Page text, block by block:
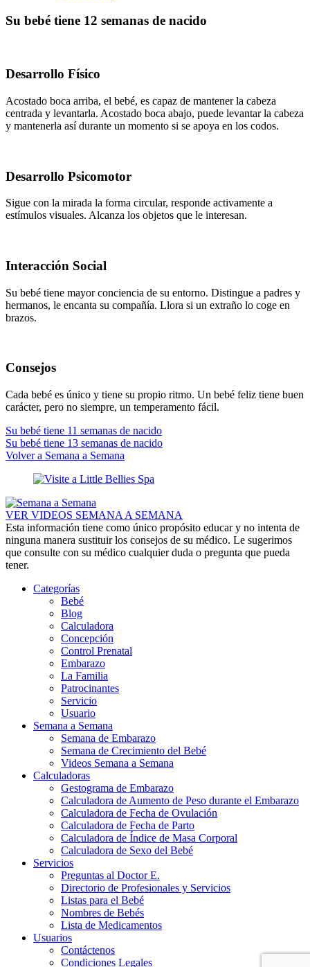
Su bebé tiene 12 semanas de nacido
Desarrollo Físico
Acostado boca arriba, el bebé, es capaz de mantener la cabeza
centrada y levantarla. Acostado boca abajo, puede levantar la cabeza
y mantenerla así durante un momento si se apoya en los codos.
Desarrollo Psicomotor
Sigue con la mirada la forma circular, responde activamente a
estímulos visuales. Alcanza los objetos que le interesan.
Interacción Social
Su bebé tiene mayor conciencia de su entorno. Distingue a padres y
hermanos, le encanta su compañía. Llora si un extraño lo coge en
brazos.
Consejos
Cada bebé es único y tiene su propio ritmo. Un bebé feliz tiene buen
carácter, pero no siempre, un temperamento fácil.
Su bebé tiene 11 semanas de nacido
Su bebé tiene 13 semanas de nacido
Volver a Semana a Semana
VER VIDEOS SEMANA A SEMANA
Esta información tiene como único propósito educar y no intenta de
ninguna manera sustituir los consejos de su médico. Le sugerimos
que consulte con su médico cualquier duda o pregunta que pueda
tener.
Categorías
Bebé
Blog
Calculadora
Concepción
Control Prenatal
Embarazo
La Familia
Patrocinantes
Servicio
Usuario
Semana a Semana
Semana de Embarazo
Semana de Crecimiento del Bebé
Videos Semana a Semana
Calculadoras
Gestograma de Embarazo
Calculadora de Aumento de Peso durante el Embarazo
Calculadora de Fecha de Ovulación
Calculadora de Fecha de Parto
Calculadora de Índice de Masa Corporal
Calculadora de Sexo del Bebé
Servicios
Preguntas al Doctor E.
Directorio de Profesionales y Servicios
Listas para el Bebé
Nombres de Bebés
Lista de Medicamentos
Usuarios
Contáctenos
Condiciones Legales